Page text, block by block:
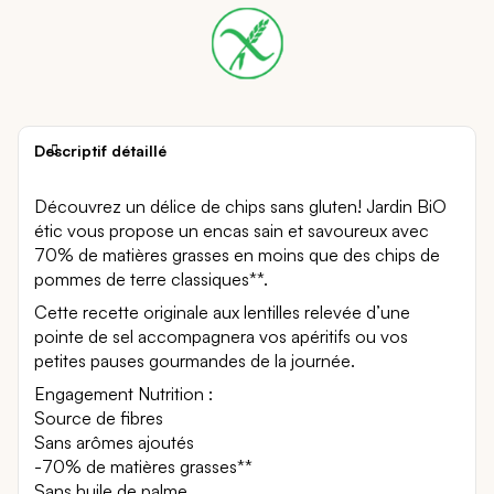
Descriptif détaillé
Découvrez un délice de chips sans gluten! Jardin BiO
étic vous propose un encas sain et savoureux avec
70% de matières grasses en moins que des chips de
pommes de terre classiques**.
Cette recette originale aux lentilles relevée d’une
pointe de sel accompagnera vos apéritifs ou vos
petites pauses gourmandes de la journée.
Engagement Nutrition :
Source de fibres
Sans arômes ajoutés
-70% de matières grasses**